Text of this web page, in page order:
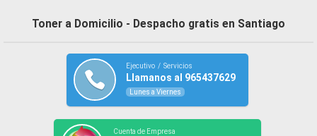
Toner a Domicilio - Despacho gratis en Santiago
Ejecutivo / Servicios
Llamanos al 965437629
Lunes a Viernes
Cuenta de Empresa